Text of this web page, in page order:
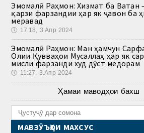
Эмомалӣ Раҳмон: Хизмат ба Ватан
қарзи фарзандии ҳар як ҷавон ба
меравад
🕔 17:18, 3.Апр 2024
Эмомалӣ Раҳмон: Ман ҳамчун
Олии Қувваҳои Мусаллаҳ ҳар як
мисли фарзанди худ дӯст медорам
🕔 11:27, 3.Апр 2024
Ҳамаи маводҳои бахш
МАВЗӮЪҲОИ МАХСУС